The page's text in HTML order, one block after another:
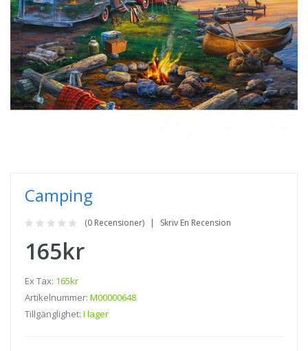
Camping
(0 Recensioner) Skriv En Recension
165kr
Ex Tax: 165kr
Artikelnummer: M00000648
Tillgänglighet: I lager